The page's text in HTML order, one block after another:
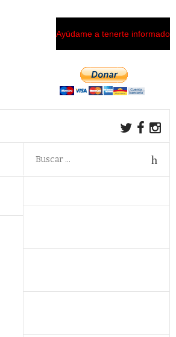
Ayúdame a tenerte informado